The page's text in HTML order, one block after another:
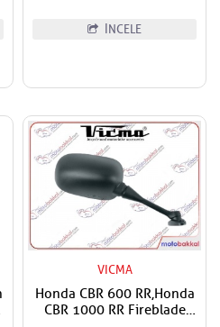
İNCELE
VICMA
Honda CBR 600 RR,Honda
CBR 1000 RR Fireblade